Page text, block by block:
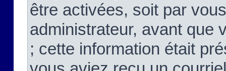
être activées, soit par
administrateur, avant que
; cette information était